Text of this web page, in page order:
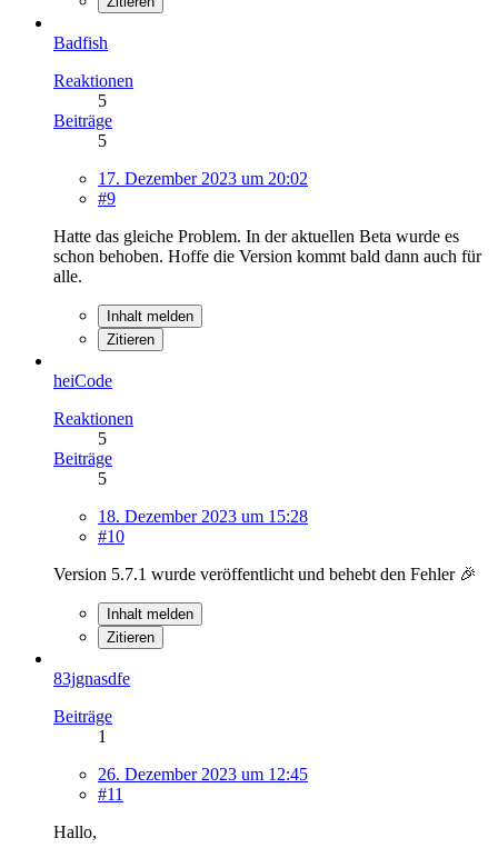
Badfish
Reaktionen
5
Beiträge
5
17. Dezember 2023 um 20:02
#9
Hatte das gleiche Problem. In der aktuellen Beta wurde es
schon behoben. Hoffe die Version kommt bald dann auch für
alle.
Inhalt melden
Zitieren
heiCode
Reaktionen
5
Beiträge
5
18. Dezember 2023 um 15:28
#10
Version 5.7.1 wurde veröffentlicht und behebt den Fehler 🎉
Inhalt melden
Zitieren
83jgnasdfe
Beiträge
1
26. Dezember 2023 um 12:45
#11
Hallo,